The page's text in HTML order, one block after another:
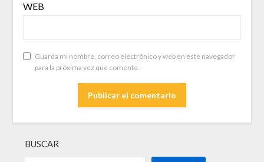
WEB
Guarda mi nombre, correo electrónico y web en este navegador
para la próxima vez que comente.
BUSCAR